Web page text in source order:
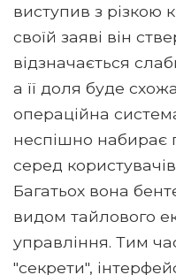
виступив з різкою
своїй заяві він
відзначається
а її доля буде
операційна
неспішно набирає
серед
Багатьох вона
видом тайлового
управління. Тим
"секрети",